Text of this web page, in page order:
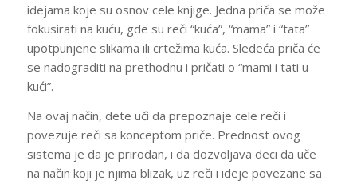
idejama koje su osnov cele knjige. Jedna priča se može
fokusirati na kuću, gde su reči “kuća”, “mama” i “tata”
upotpunjene slikama ili crtežima kuća. Sledeća priča će
se nadograditi na prethodnu i pričati o “mami i tati u
kući”.
Na ovaj način, dete uči da prepoznaje cele reči i
povezuje reči sa konceptom priče. Prednost ovog
sistema je da je prirodan, i da dozvoljava deci da uče
na način koji je njima blizak, uz reči i ideje povezane sa